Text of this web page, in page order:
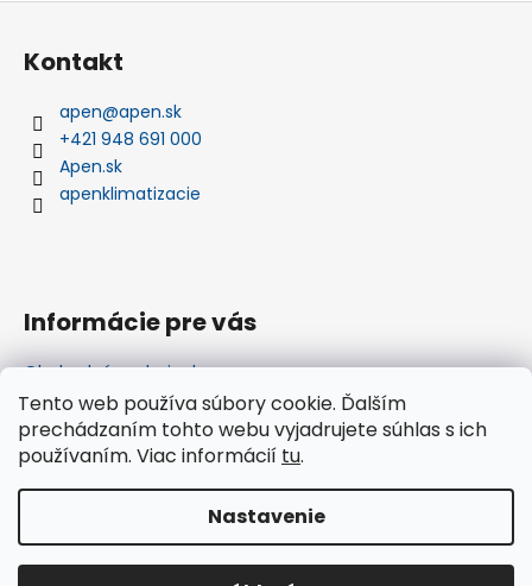
Tento web používa súbory cookie. Ďalším
prechádzaním tohto webu vyjadrujete súhlas s ich
používaním. Viac informácií tu.
Nastavenie
Z
Kontakt
apen@apen.sk
+421 948 691 000
Apen.sk
apenklimatizacie
Informácie pre vás
Obchodné podmienky
Podmienky ochrany osobných údajov
Nákup na splátky
Ako nakupovať na splátky cez Quatro